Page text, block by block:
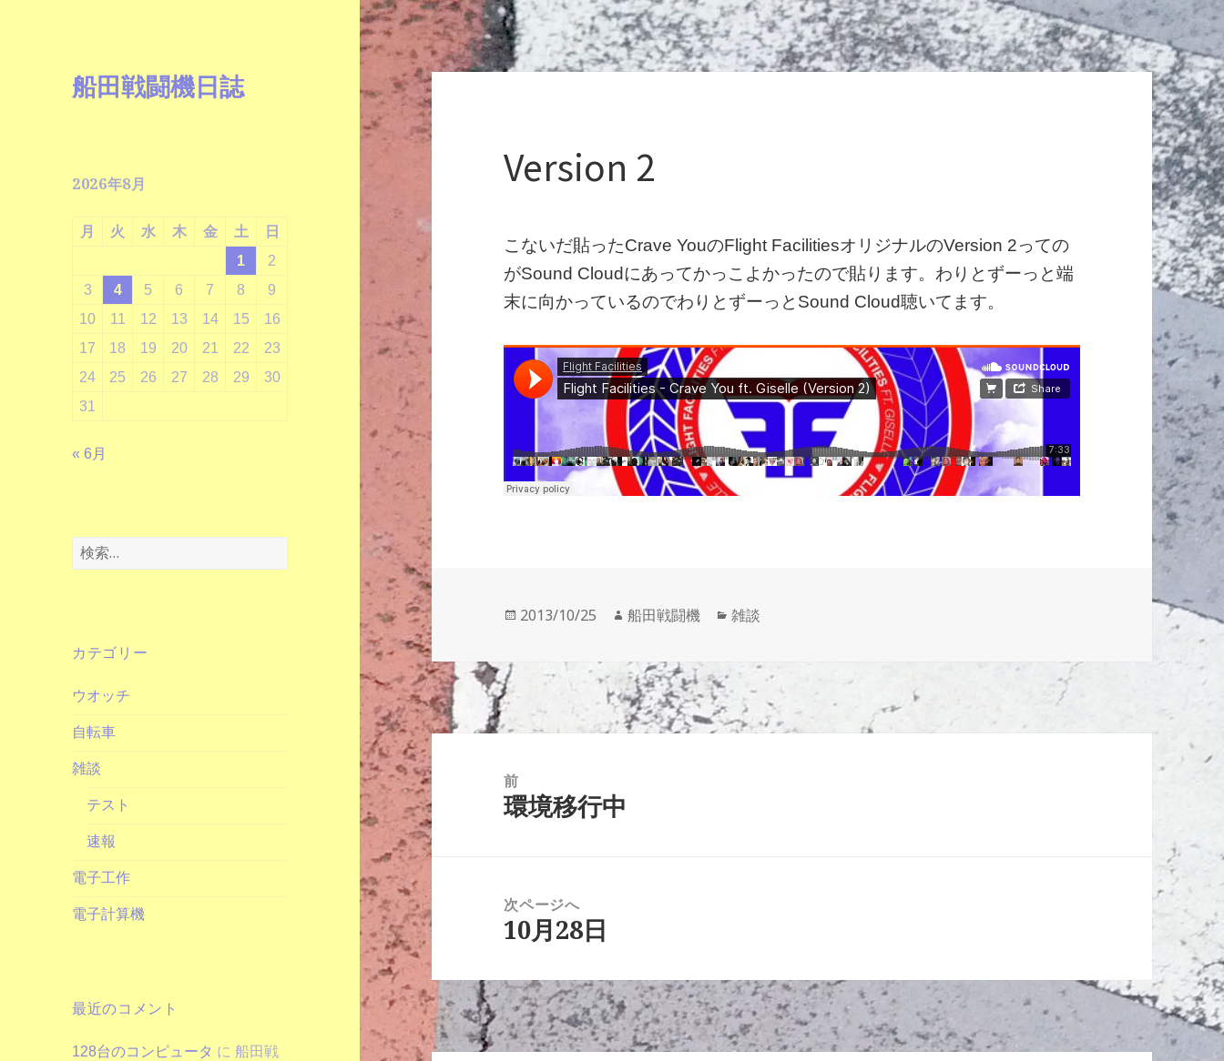
船田戦闘機日誌
2026年8月
月 火 水 木 金 土
日
1
2
3
4 5 6 7 8
9
10
11 12 13 14 15
16
17
18 19 20 21 22
23
24
25 26 27 28 29
30
31
« 6月
検
索:
カテゴリー
ウオッチ
自転車
雑談
テスト
速報
電子工作
電子計算機
最近のコメント
128台のコンピュータ に船田戦
Version 2
こないだ貼ったCrave YouのFlight FacilitiesオリジナルのVersion 2っての
がSound Cloudにあってかっこよかったので貼ります。わりとずーっと端
末に向かっているのでわりとずーっとSound Cloud聴いてます。
投
2013/10/25
作
者
船田戦闘機
カ
リ
ー
雑談
稿
ナ
ビ
ゲ
シ
ン
前
前
環境移行中
次ページへ
次
投
稿:
10月28日